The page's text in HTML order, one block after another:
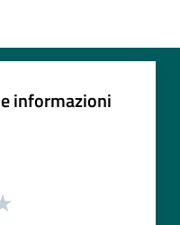
informazioni